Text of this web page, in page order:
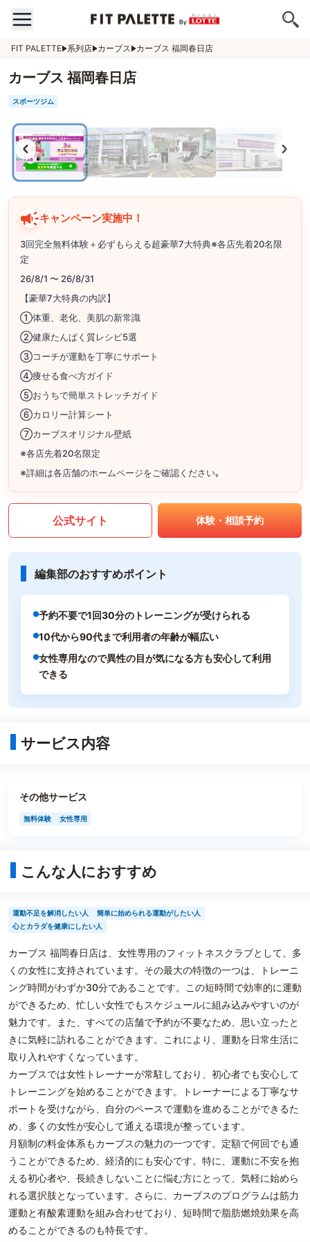
FIT PALETTE 系列店 カーブス カーブス 福岡春日店
カーブス 福岡春日店
スポーツジム
キャンペーン実施中！
3回完全無料体験＋必ずもらえる超豪華7大特典※各店先着20名限
定
26/8/1 〜 26/8/31
【豪華7大特典の内訳】
①体重、老化、美肌の新常識
②健康たんぱく質レシピ5選
③コーチが運動を丁寧にサポート
④痩せる食べ方ガイド
⑤おうちで簡単ストレッチガイド
⑥カロリー計算シート
⑦カーブスオリジナル壁紙
※各店先着20名限定
※詳細は各店舗のホームページをご確認ください｡
公式サイト 体験・相談予約
編集部のおすすめポイント
予約不要で1回30分のトレーニングが受けられる
10代から90代まで利用者の年齢が幅広い
女性専用なので異性の目が気になる方も安心して利用
できる
サービス内容
その他サービス
無料体験 女性専用
こんな人におすすめ
運動不足を解消したい人
簡単に始められる運動がしたい人
心とカラダを健康にしたい人
カーブス 福岡春日店は、女性専用のフィットネスクラブとして、多
くの女性に支持されています。その最大の特徴の一つは、トレーニ
ング時間がわずか30分であることです。この短時間で効率的に運動
ができるため、忙しい女性でもスケジュールに組み込みやすいのが
魅力です。また、すべての店舗で予約が不要なため、思い立ったと
きに気軽に訪れることができます。これにより、運動を日常生活に
取り入れやすくなっています。
カーブスでは女性トレーナーが常駐しており、初心者でも安心して
トレーニングを始めることができます。トレーナーによる丁寧なサ
ポートを受けながら、自分のペースで運動を進めることができるた
め、多くの女性が安心して通える環境が整っています。
月額制の料金体系もカーブスの魅力の一つです。定額で何回でも通
うことができるため、経済的にも安心です。特に、運動に不安を抱
える初心者や、長続きしないことに悩む方にとって、気軽に始めら
れる選択肢となっています。さらに、カーブスのプログラムは筋力
運動と有酸素運動を組み合わせており、短時間で脂肪燃焼効果を高
めることができるのも特長です。